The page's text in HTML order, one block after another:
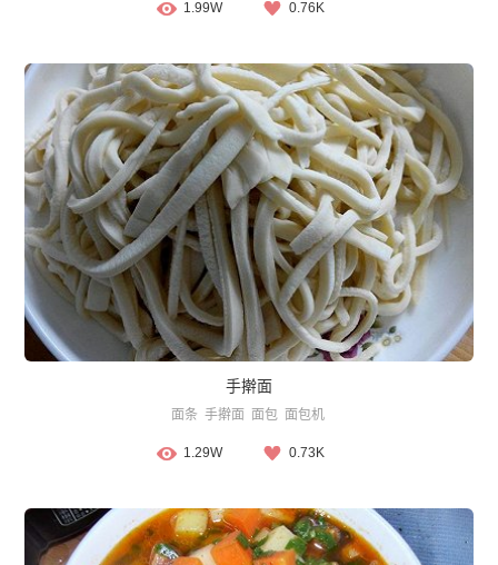
1.99W 0.76K
手擀面
面条 手擀面 面包 面包机
1.29W 0.73K